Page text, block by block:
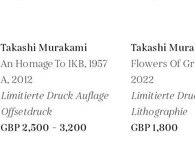
Takashi Murakami
An Homage To IKB, 1957
A, 2012
Limitierte Druck Auflage
Offsetdruck
GBP 2,500 - 3,200
Takashi
Flowers Of
2022
Limitierte
Lithographie
GBP 1,800